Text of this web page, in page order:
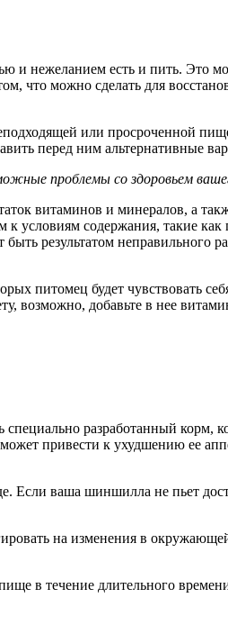
и нежеланием есть и пить. Это
что можно сделать для
или просроченной
перед ним альтернативные
проблемы со здоровьем
витаминов и минералов, а
условиям содержания, такие как
результатом неправильного
питомец будет чувствовать
возможно, добавьте в нее
разработанный корм,
привести к ухудшению ее
Если ваша шиншилла не пьет
на изменения в
в течение длительного